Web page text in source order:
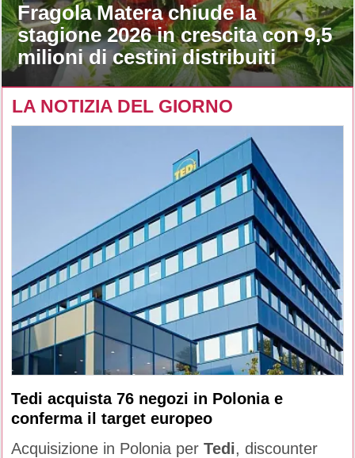
Fragola Matera chiude la
stagione 2026 in crescita con 9,5
milioni di cestini distribuiti
LA NOTIZIA DEL GIORNO
Tedi acquista 76 negozi in Polonia e
conferma il target europeo
Acquisizione in Polonia per Tedi, discounter